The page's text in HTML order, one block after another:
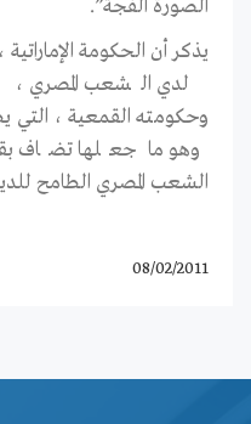
الصورة الفجة”.
يذكر أن الحكومة
لدي الشعب المصري
وحكومته القمعية ، التي
وهو ما جعلها تضاف
الشعب المصري الطامح
08/02/2011